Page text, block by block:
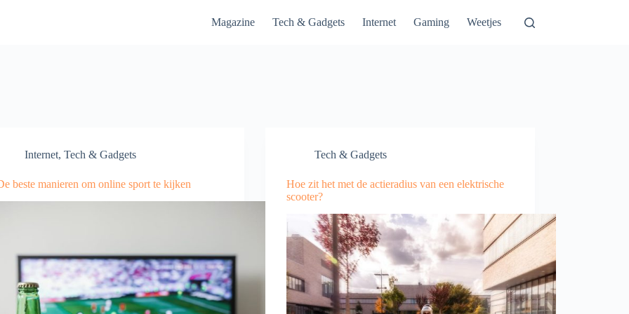
Magazine Tech & Gadgets Internet Gaming Weetjes
Internet,Tech & Gadgets
beste manieren om online sport te kijken
Tech & Gadgets
Hoe zit het met de actieradius van een elektrische
scooter?